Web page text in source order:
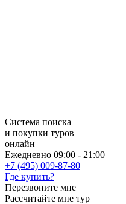
Система поиска
и покупки туров
онлайн
Ежедневно 09:00 - 21:00
+7 (495) 009-87-80
Где купить?
Перезвоните мне
Рассчитайте мне тур